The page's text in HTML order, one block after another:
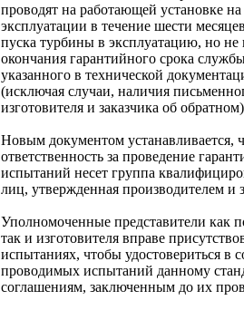
проводят на работающей установке на
эксплуатации в течение шести
пуска турбины в эксплуатацию, но не
окончания гарантийного срока
указанного в технической
(исключая случаи, наличия
изготовителя и заказчика об
Новым документом устанавливается,
ответственность за проведение
испытаний несет группа
лиц, утвержденная производителем и
Уполномоченные представители как
так и изготовителя вправе
испытаниях, чтобы удостовериться в
проводимых испытаний данному
соглашениям, заключенным до их